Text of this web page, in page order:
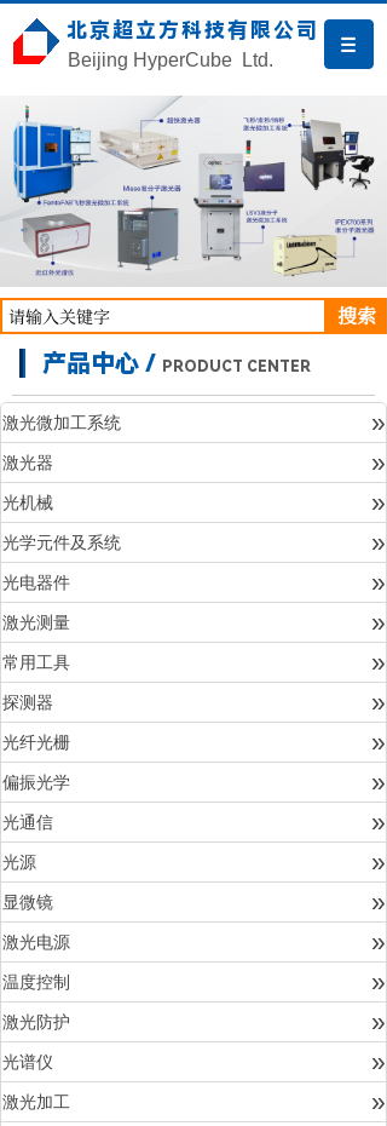
北京超立方科技有限公司
Beijing HyperCube Ltd.
搜索
产品中心 / PRODUCT CENTER
激光微加工系统 »
激光器 »
光机械 »
光学元件及系统 »
光电器件 »
激光测量 »
常用工具 »
探测器 »
光纤光栅 »
偏振光学 »
光通信 »
光源 »
显微镜 »
激光电源 »
温度控制 »
激光防护 »
光谱仪 »
激光加工 »